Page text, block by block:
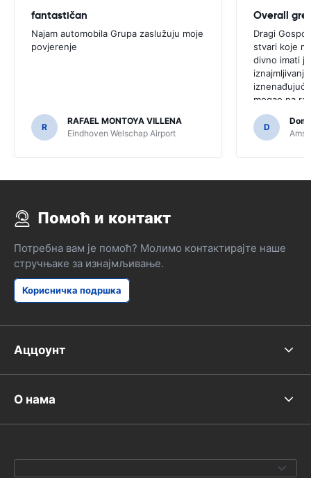
fantastičan
Najam automobila Grupa zaslužuju moje
povjerenje
R
RAFAEL MONTOYA VILLENA
Eindhoven Welschap Airport
Overall
Dragi
stvari koje
divno imati
mogao na
auto na
strane dama
automobil
je to
ne sviđa. Ja
D
Помоћ и контакт
Потребна вам је помоћ? Молимо контактирајте наше
стручњаке за изнајмљивање.
Корисничка подршка
Аццоунт
О нама